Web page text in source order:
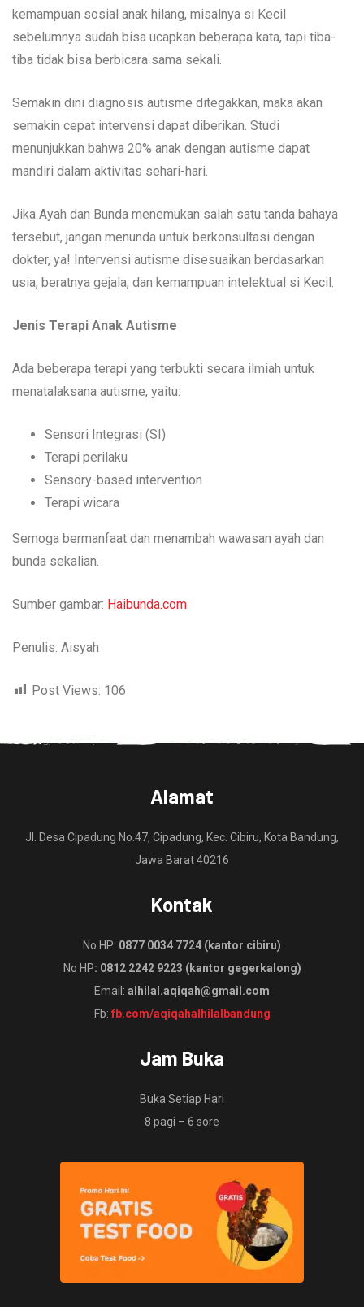
kemampuan sosial anak hilang, misalnya si Kecil
sebelumnya sudah bisa ucapkan beberapa kata, tapi tiba-
tiba tidak bisa berbicara sama sekali.
Semakin dini diagnosis autisme ditegakkan, maka akan
semakin cepat intervensi dapat diberikan. Studi
menunjukkan bahwa 20% anak dengan autisme dapat
mandiri dalam aktivitas sehari-hari.
Jika Ayah dan Bunda menemukan salah satu tanda bahaya
tersebut, jangan menunda untuk berkonsultasi dengan
dokter, ya! Intervensi autisme disesuaikan berdasarkan
usia, beratnya gejala, dan kemampuan intelektual si Kecil.
Jenis Terapi Anak Autisme
Ada beberapa terapi yang terbukti secara ilmiah untuk
menatalaksana autisme, yaitu:
Sensori Integrasi (SI)
Terapi perilaku
Sensory-based intervention
Terapi wicara
Semoga bermanfaat dan menambah wawasan ayah dan
bunda sekalian.
Sumber gambar: Haibunda.com
Penulis: Aisyah
Post Views: 106
Alamat
Jl. Desa Cipadung No.47, Cipadung, Kec. Cibiru, Kota Bandung,
Jawa Barat 40216
Kontak
No HP: 0877 0034 7724 (kantor cibiru)
No HP: 0812 2242 9223 (kantor gegerkalong)
Email: alhilal.aqiqah@gmail.com
Fb: fb.com/aqiqahalhilalbandung
Jam Buka
Buka Setiap Hari
8 pagi – 6 sore